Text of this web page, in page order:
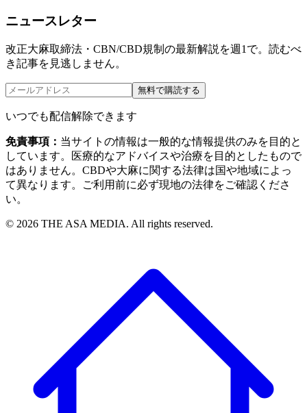
ニュースレター
改正大麻取締法・CBN/CBD規制の最新解説を週1で。読むべ
き記事を見逃しません。
無料で購読する
いつでも配信解除できます
免責事項： 当サイトの情報は一般的な情報提供のみを目的と
しています。医療的なアドバイスや治療を目的としたもので
はありません。CBDや大麻に関する法律は国や地域によっ
て異なります。ご利用前に必ず現地の法律をご確認くださ
い。
© 2026 THE ASA MEDIA. All rights reserved.